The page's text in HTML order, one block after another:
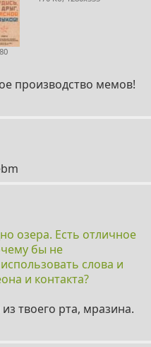
производство мемов!
озера. Есть отличное
бы не
слова и
и контакта?
твоего рта, мразина.